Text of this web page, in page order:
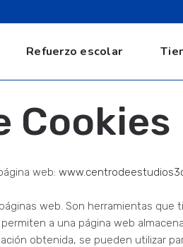
Refuerzo escolar
Cookies
web:
web. Son herramientas que
a una página web
obtenida, se pueden utilizar